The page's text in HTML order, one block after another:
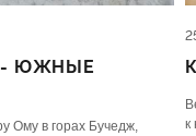
- ЮЖНЫЕ
Ому в горах Бучедж,
к